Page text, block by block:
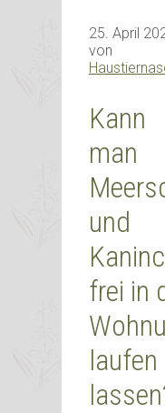
25. April
von
Kann
man
und
frei in
laufen